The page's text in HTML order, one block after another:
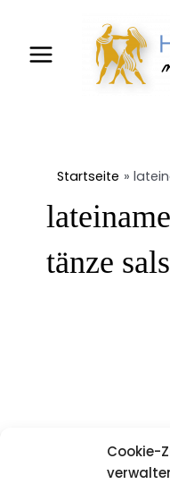
Cookie-
springen
Menu
Startseite
tänze